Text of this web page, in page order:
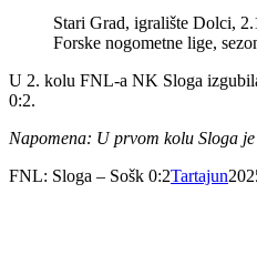
Stari Grad, igralište Dolci,
Forske nogometne lige,
U 2. kolu FNL-a NK Sloga
0:2.
Napomena: U prvom kolu Sloga
FNL: Sloga – Sošk 0:2Tartajun